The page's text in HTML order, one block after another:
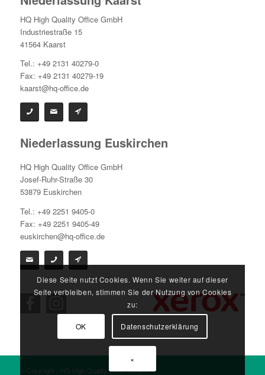
HQ High Quality Office GmbH
Industriestraße 15
41564 Kaarst
Tel.: +49 2131 40279-0
Fax: +49 2131 40279-19
kaarst@hq-office.de
Niederlassung Euskirchen
HQ High Quality Office GmbH
Josef-Ruhr-Straße 30
53879 Euskirchen
Tel.: +49 2251 9405-0
Fax: +49 2251 9405-49
euskirchen@hq-office.de
© Copyright - HQ High Quality Office GmbH
Diese Seite nutzt Cookies. Wenn Sie weiter auf dieser
Seite verbleiben, stimmen Sie der Nutzung von Cookies
zu:
OK Datenschutzerklärung
×